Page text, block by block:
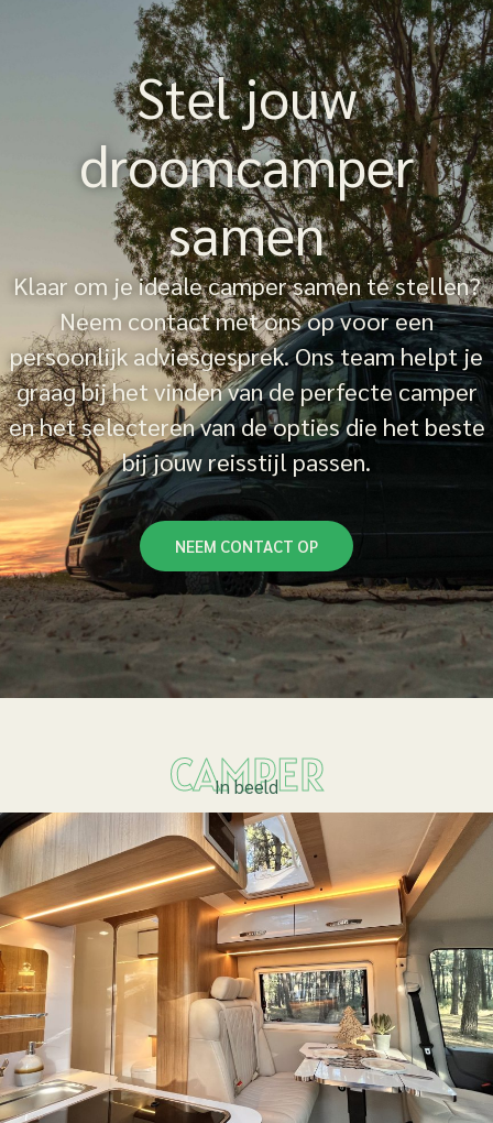
Stel jouw
droomcamper
samen
Klaar om je ideale camper samen te stellen?
Neem contact met ons op voor een
persoonlijk adviesgesprek. Ons team helpt je
graag bij het vinden van de perfecte camper
en het selecteren van de opties die het beste
bij jouw reisstijl passen.
NEEM CONTACT OP
CAMPER
In beeld